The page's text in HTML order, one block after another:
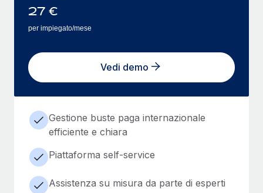
27 €
per impiegato/mese
Vedi demo
Gestione buste paga internazionale
efficiente e chiara
Piattaforma self-service
Assistenza su misura da parte di esperti